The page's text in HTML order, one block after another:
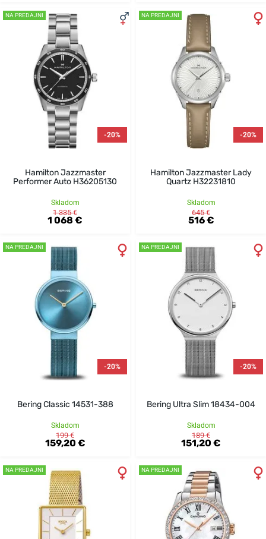
NA PREDAJNI
-20%
Hamilton Jazzmaster
Performer Auto H36205130
Skladom
1 335 €
1 068 €
NA PREDAJNI
-20%
Hamilton Jazzmaster Lady
Quartz H32231810
Skladom
645 €
516 €
NA PREDAJNI
-20%
Bering Classic 14531-388
Skladom
199 €
159,20 €
NA PREDAJNI
-20%
Bering Ultra Slim 18434-004
Skladom
189 €
151,20 €
NA PREDAJNI NA PREDAJNI